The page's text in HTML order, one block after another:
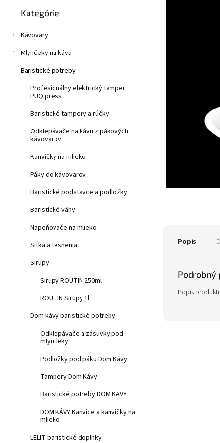
n
e
kategórie
Kategórie
Kávovary
Mlynčeky na kávu
Baristické potreby
Profesionálny elektrický tamper
PUQ.press
Baristické tampery a rúčky
Odklepávače na kávu z pákových
kávovarov
Kanvičky na mlieko
Páky do kávovarov
Baristické podstavce a podložky
Baristické váhy
Napeňovače na mlieko
Sitká a tesnenia
Sirupy
Sirupy ROUTIN 250ml
ROUTIN Sirupy 1l
Dom kávy baristické potreby
Odklepávače a zásuvky pod
mlynčeky
Podložky pod páku Dom Kávy
Tampery Dom Kávy
Baristické potreby DOM KÁVY
DOM KÁVY Kanvice a kanvičky na
mlieko
LELIT baristické doplnky
Popis
Podrobný
Popis